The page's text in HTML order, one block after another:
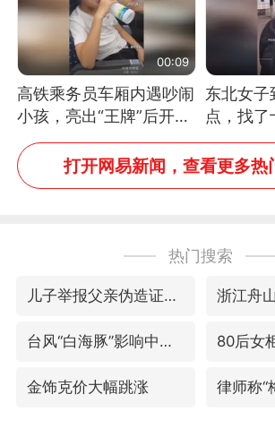
00:09
高铁乘务员车厢内遇吵闹
小孩，亮出“王牌”后开启
一键静音
东北女子
点，找了
开门：午
打开网易新闻，查看更多热
热门搜索
儿子举报父亲伪造证件为私生子落户
台风“白海豚”影响中国已成定局
金饰克价大幅跳涨